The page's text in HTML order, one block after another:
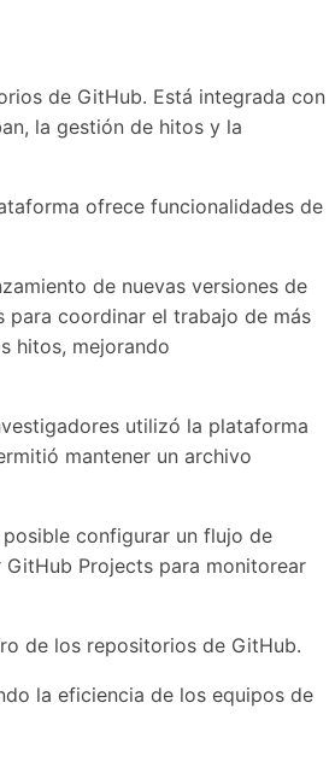
de GitHub. Está integrada con
la gestión de hitos y la
ofrece funcionalidades de
de nuevas versiones de
para coordinar el trabajo de más
hitos, mejorando
utilizó la plataforma
mantener un archivo
configurar un flujo de
Projects para monitorear
de los repositorios de GitHub.
la eficiencia de los equipos de